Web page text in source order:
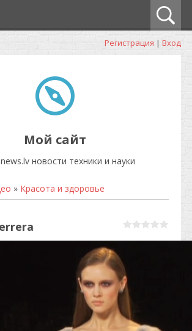
Регистрация | Вход
Мой сайт
новости техники и науки
» Красота и здоровье